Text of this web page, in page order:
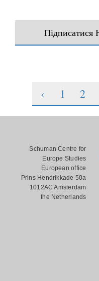
‹ 1 2
Schuman Centre for
Europe Studies
European office
Prins Hendrikkade 50a